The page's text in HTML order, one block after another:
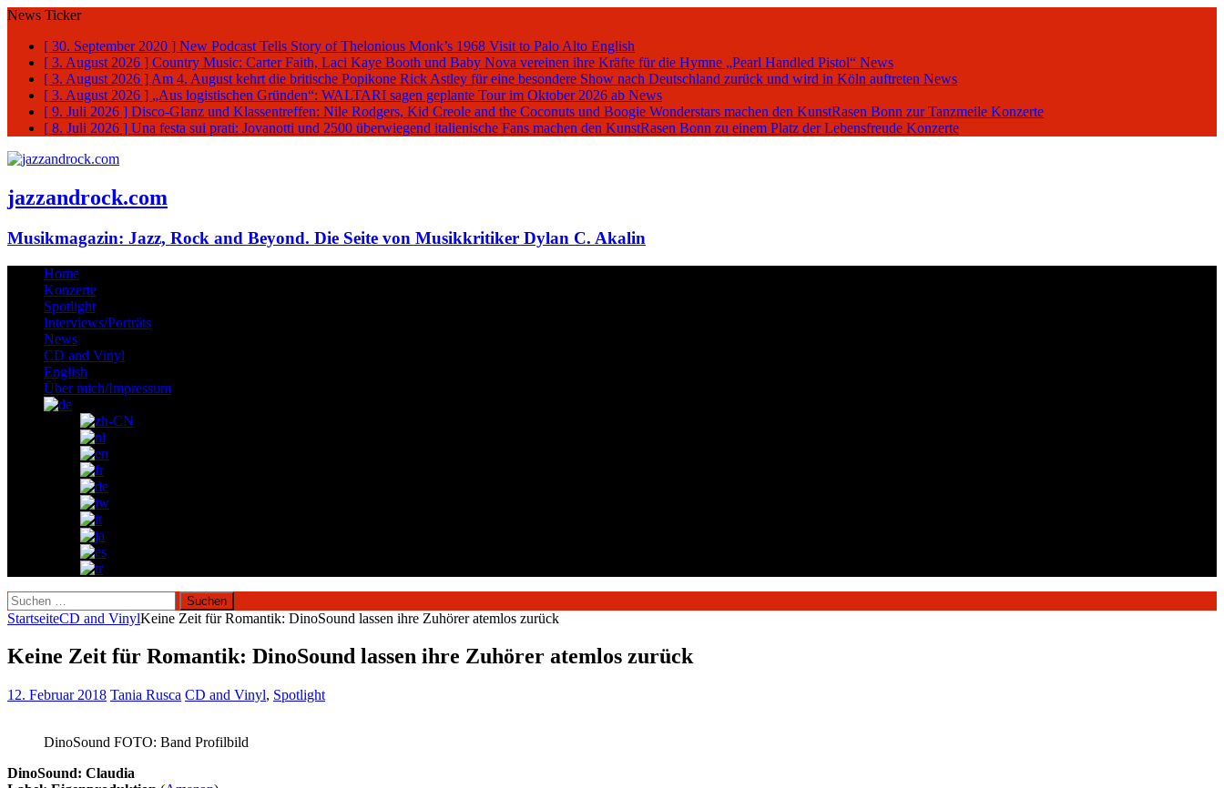
News Ticker
[ 30. September 2020 ] New Podcast Tells Story of Thelonious Monk’s 1968 Visit to Palo Alto English
[ 3. August 2026 ] Country Music: Carter Faith, Laci Kaye Booth und Baby Nova vereinen ihre Kräfte für die Hymne „Pearl Handled Pistol“ News
[ 3. August 2026 ] Am 4. August kehrt die britische Popikone Rick Astley für eine besondere Show nach Deutschland zurück und wird in Köln auftreten News
[ 3. August 2026 ] „Aus logistischen Gründen“: WALTARI sagen geplante Tour im Oktober 2026 ab News
[ 9. Juli 2026 ] Disco-Glanz und Klassentreffen: Nile Rodgers, Kid Creole and the Coconuts und Boogie Wonderstars machen den KunstRasen Bonn zur Tanzmeile Konzerte
[ 8. Juli 2026 ] Una festa sui prati: Jovanotti und 2500 überwiegend italienische Fans machen den KunstRasen Bonn zu einem Platz der Lebensfreude Konzerte
jazzandrock.com
Musikmagazin: Jazz, Rock and Beyond. Die Seite von Musikkritiker Dylan C. Akalin
Home
Konzerte
Spotlight
Interviews/Porträts
News
CD and Vinyl
English
Über mich/Impressum
Suchen
nach:
StartseiteCD and VinylKeine Zeit für Romantik: DinoSound lassen ihre Zuhörer atemlos zurück
Keine Zeit für Romantik: DinoSound lassen ihre Zuhörer atemlos zurück
12. Februar 2018 Tania Rusca CD and Vinyl, Spotlight
DinoSound FOTO: Band Profilbild
DinoSound: Claudia